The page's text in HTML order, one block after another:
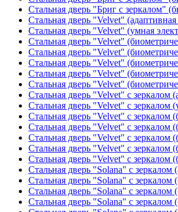
Стальная дверь "Бриг с зеркалом"
Стальная дверь "Velvet" (адаптивная
Стальная дверь "Velvet" (умная
Стальная дверь "Velvet"
Стальная дверь "Velvet"
Стальная дверь "Velvet"
Стальная дверь "Velvet"
Стальная дверь "Velvet"
Стальная дверь "Velvet" с зеркалом
Стальная дверь "Velvet" с зеркалом
Стальная дверь "Velvet" с зеркалом
Стальная дверь "Velvet" с зеркалом
Стальная дверь "Velvet" с зеркалом
Стальная дверь "Velvet" с зеркалом
Стальная дверь "Velvet" с зеркалом
Стальная дверь "Solana" с зеркалом
Стальная дверь "Solana" с зеркалом
Стальная дверь "Solana" с
Стальная дверь "Solana" с